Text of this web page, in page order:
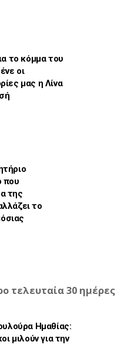
το κόμμα του
οι
μας η Λίνα
που
της
το
τελευταία 30 ημέρες
Ημαθίας:
μιλούν για την